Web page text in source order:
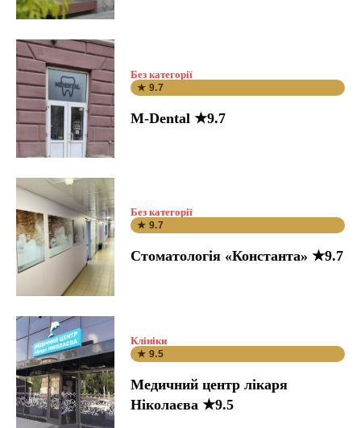
Без категорії
★ 9.7
M-Dental ★9.7
Без категорії
★ 9.7
Стоматологія «Константа» ★9.7
Клініки
★ 9.5
Медичний центр лікаря
Ніколаєва ★9.5